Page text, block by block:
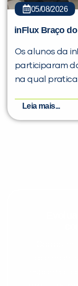
05/08/2026
inFlux Braço
Os alunos da
participaram
na qual
Leia mais...